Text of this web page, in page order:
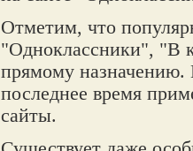
Отметим, что
"Одноклассники", "В
прямому назначению.
последнее время
сайты.